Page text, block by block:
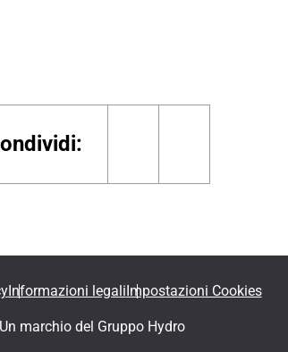
Informazioni legaliImpostazioni Cookies
Un marchio del Gruppo Hydro